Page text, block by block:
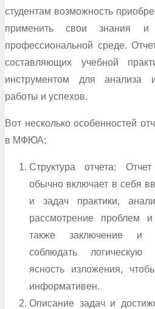
студентам возможность
применить свои знания
профессиональной среде.
составляющих учебной
инструментом для анализа
работы и успехов.
Вот несколько особенностей
в МФЮА:
Структура отчета:
обычно включает в себя
и задач практики,
рассмотрение проблем
также заключение и
соблюдать логическую
ясность изложения,
информативен.
Описание задач и